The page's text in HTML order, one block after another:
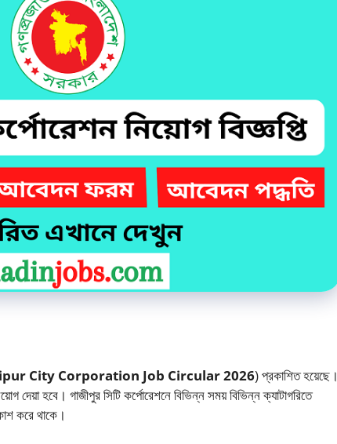
City Corporation Job Circular 2026) প্রকাশিত হয়েছে।
দেয়া হবে। গাজীপুর সিটি কর্পোরেশনে বিভিন্ন সময় বিভিন্ন ক্যাটাগরিতে
করে থাকে।